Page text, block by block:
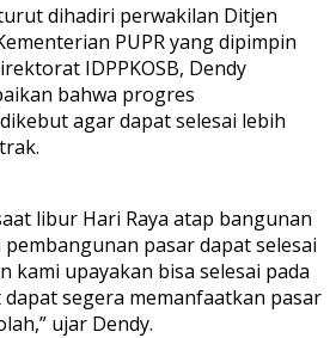
dihadiri perwakilan Ditjen
PUPR yang dipimpin
IDPPKOSB, Dendy
bahwa progres
agar dapat selesai lebih
libur Hari Raya atap bangunan
pasar dapat selesai
kami upayakan bisa selesai pada
dapat segera memanfaatkan pasar
ujar Dendy.